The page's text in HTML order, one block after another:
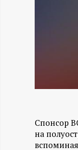
о
Спонсор
на